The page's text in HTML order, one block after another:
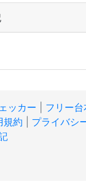
ッカー フリー
規約 プライバシ